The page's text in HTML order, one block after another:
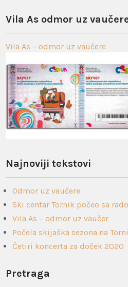
Vila As odmor uz
Vila As – odmor uz vaučere
Najnoviji tekstovi
Odmor uz vaučere
Ski centar Tornik počeo sa
Vila As – odmor uz vaučer
Počela skijaška sezona na
Četiri koncerta za doček 2020
Pretraga